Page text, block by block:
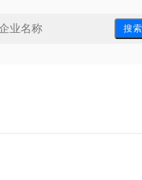
搜 索